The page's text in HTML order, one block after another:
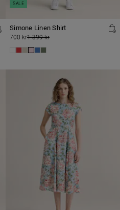
Simone Linen Shirt
700 kr1 399 kr
SALE